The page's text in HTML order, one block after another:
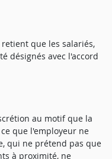
que les salariés,
désignés avec l'accord
au motif que la
que l'employeur ne
qui ne prétend pas que
à proximité, ne